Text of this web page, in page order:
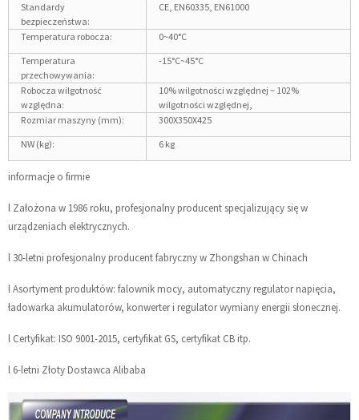
Standardy
bezpieczeństwa:
CE, EN60335, EN61000
Temperatura robocza:
0~40°C
Temperatura
przechowywania:
-15°C~45°C
Robocza wilgotność
względna:
10% wilgotności względnej ~ 102%
wilgotności względnej,
Rozmiar maszyny (mm):
300X350X425
NW (kg):
6 kg
informacje o firmie
l Założona w 1986 roku, profesjonalny producent specjalizujący się w
urządzeniach elektrycznych.
l 30-letni profesjonalny producent fabryczny w Zhongshan w Chinach
l Asortyment produktów: falownik mocy, automatyczny regulator napięcia,
ładowarka akumulatorów, konwerter i regulator wymiany energii słonecznej.
l Certyfikat: ISO 9001-2015, certyfikat GS, certyfikat CB itp.
l 6-letni Złoty Dostawca Alibaba